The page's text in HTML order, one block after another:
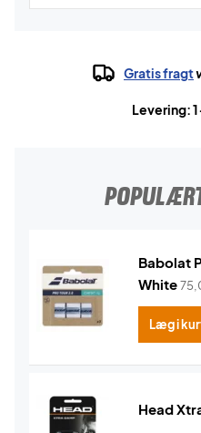
Gratis fragt
Levering:
Babolat
White
Læg i
Head